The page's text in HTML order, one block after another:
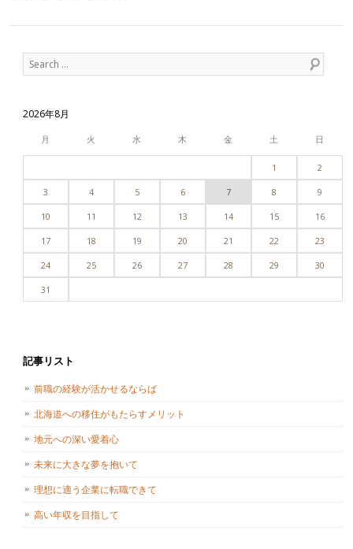
Search
2026年8月
月 火 水 木 金 土 日
1 2
3 4 5 6 7 8 9
10 11 12 13 14 15 16
17 18 19 20 21 22 23
24 25 26 27 28 29 30
31
記事リスト
前職の経験が活かせるならば
北海道への移住がもたらすメリット
地元への深い愛着心
未来に大きな夢を抱いて
理想に適う企業に転職できて
高い年収を目指して